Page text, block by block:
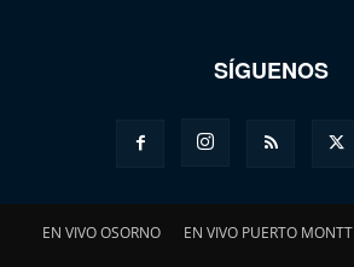
SÍGUENOS
EN VIVO OSORNO EN VIVO PUERTO MONTT